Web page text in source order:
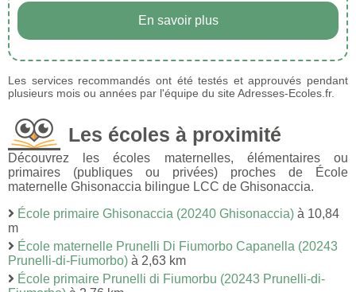
En savoir plus
Les services recommandés ont été testés et approuvés pendant
plusieurs mois ou années par l'équipe du site Adresses-Ecoles.fr.
Les écoles à proximité
Découvrez les écoles maternelles, élémentaires ou
primaires (publiques ou privées) proches de École
maternelle Ghisonaccia bilingue LCC de Ghisonaccia.
École primaire Ghisonaccia (20240 Ghisonaccia) à 10,84
m
École maternelle Prunelli Di Fiumorbo Capanella (20243
Prunelli-di-Fiumorbo) à 2,63 km
École primaire Prunelli di Fiumorbu (20243 Prunelli-di-